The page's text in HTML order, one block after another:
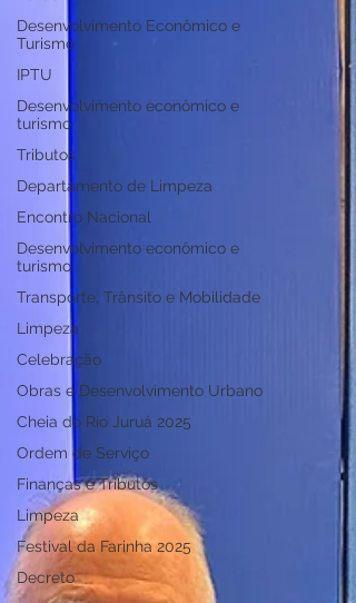
Desenvolvimento Econômico e
Turismo
IPTU
Desenvolvimento econômico e
turismo
Tributos
Departamento de Limpeza
Encontro Nacional
Desenvolvimento econômico e
turismo
Transporte, Trânsito e Mobilidade
Limpeza
Celebração
Obras e Desenvolvimento Urbano
Cheia do Rio Juruá 2025
Ordem de Serviço
Finanças e Tributos
Limpeza
Festival da Farinha 2025
Decreto